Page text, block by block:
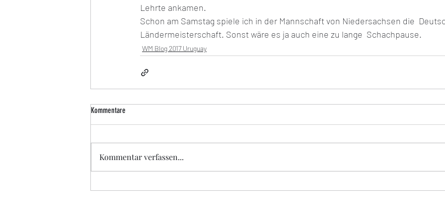
Lehrte ankamen.
Schon am Samstag spiele ich in der Mannschaft von Niedersachsen die
Ländermeisterschaft. Sonst wäre es ja auch eine zu lange  Schachpause.
WM Blog 2017 Uruguay
Kommentare
Kommentar verfassen...